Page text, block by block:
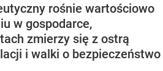
rośnie wartościowo
w gospodarce,
zmierzy się z ostrą
i walki o bezpieczeństwo